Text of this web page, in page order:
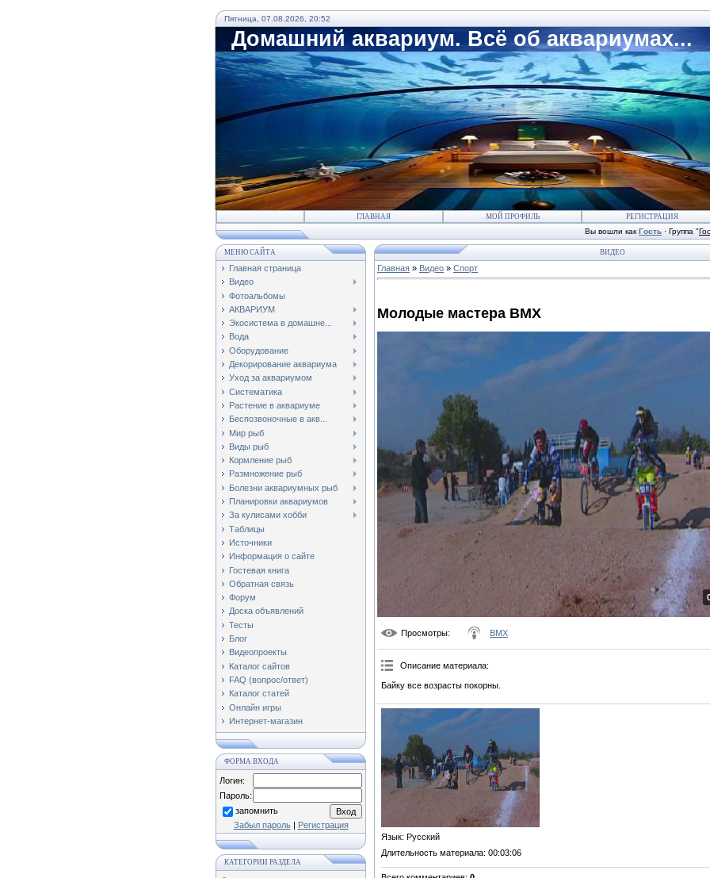
Пятница, 07.08.2026, 20:52
Домашний аквариум. Всё об аквариумах...
ГЛАВНАЯ МОЙ ПРОФИЛЬ РЕГИСТРАЦИЯ
Вы вошли как Гость · Группа "
МЕНЮ САЙТА
Главная страница
Видео
Фотоальбомы
АКВАРИУМ
Экосистема в домашне...
Вода
Оборудование
Декорирование аквариума
Уход за аквариумом
Систематика
Растение в аквариуме
Беспозвоночные в акв...
Мир рыб
Виды рыб
Кормление рыб
Размножение рыб
Болезни аквариумных рыб
Планировки аквариумов
За кулисами хобби
Таблицы
Источники
Информация о сайте
Гостевая книга
Обратная связь
Форум
Доска объявлений
Тесты
Блог
Видеопроекты
Каталог сайтов
FAQ (вопрос/ответ)
Каталог статей
Онлайн игры
Интернет-магазин
ФОРМА ВХОДА
Логин:
Пароль:
запомнить
Забыл пароль| Регистрация
КАТЕГОРИИ РАЗДЕЛА
ВИДЕО
Главная » Видео » Спорт
Молодые мастера ВМХ
Просмотры: BMX
Описание материала:
Байку все возрасты покорны.
Язык: Русский
Длительность материала: 00:03:06